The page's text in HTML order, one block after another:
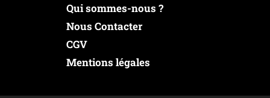
Qui sommes-nous ?
Nous Contacter
CGV
Mentions légales